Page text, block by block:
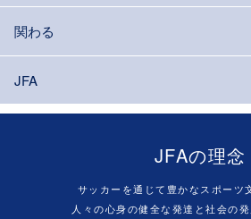
関わる
JFA
JFAの理念
サッカーを通じて豊かなスポーツ
人々の心身の健全な発達と社会の発